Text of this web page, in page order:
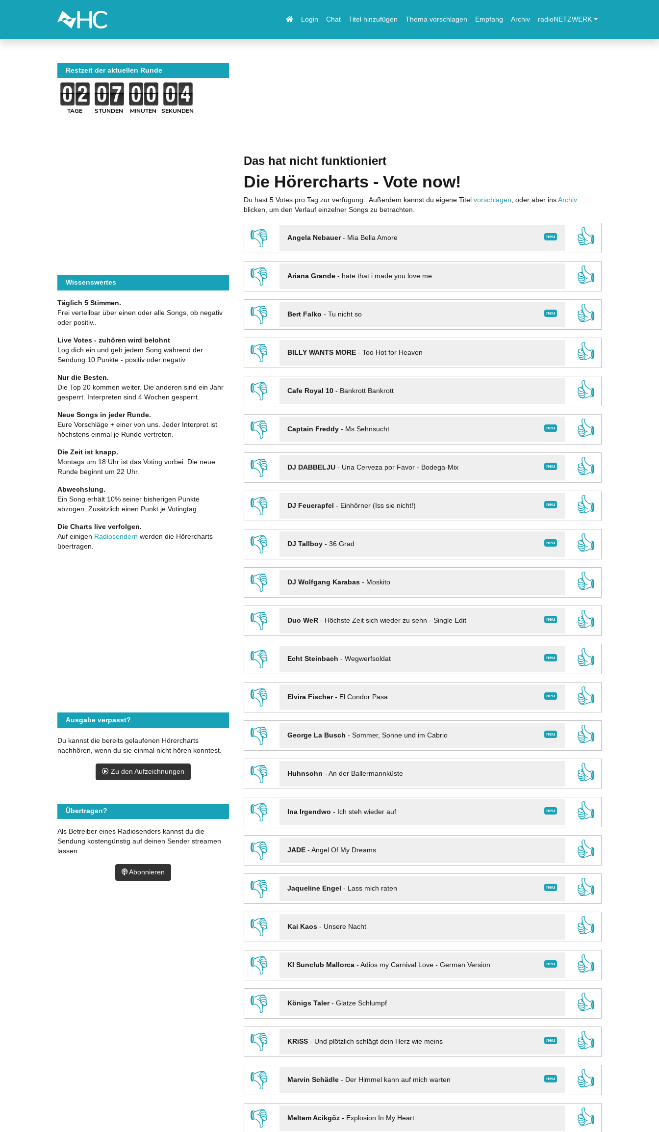
Login Chat Titel hinzufügen Thema vorschlagen Empfang Archiv radioNETZWERK
Das hat nicht funktioniert
Die Hörercharts - Vote now!
Du hast 5 Votes pro Tag zur verfügung.. Außerdem kannst du eigene Titel vorschlagen , oder aber ins Archiv
blicken, um den Verlauf einzelner Songs zu betrachten.
👎 neu
Angela Nebauer- Mia Bella Amore
👍
👎
Ariana Grande- hate that i made you love me
👍
👎
neu
Bert Falko - Tu nicht so
👍
👎
BILLY WANTS MORE- Too Hot for Heaven
👍
👎
Cafe Royal 10- Bankrott Bankrott
👍
👎
neu
Captain Freddy- Ms Sehnsucht
👍
👎
neu
DJ DABBELJU- Una Cerveza por Favor - Bodega-Mix
👍
👎
neu
DJ Feuerapfel - Einhörner (Iss sie nicht!)
👍
👎
neu
DJ Tallboy- 36 Grad
👍
👎
DJ Wolfgang Karabas- Moskito
👍
👎
neu
Duo WeR- Höchste Zeit sich wieder zu sehn - Single Edit
👍
👎
neu
Echt Steinbach - Wegwerfsoldat
👍
👎
neu
Elvira Fischer- El Condor Pasa
👍
👎
neu
George La Busch - Sommer, Sonne und im Cabrio
👍
👎
Huhnsohn - An der Ballermannküste
👍
👎
neu
Ina Irgendwo - Ich steh wieder auf
👍
👎
JADE- Angel Of My Dreams
👍
👎
neu
Jaqueline Engel - Lass mich raten
👍
👎
Kai Kaos- Unsere Nacht
👍
👎
neu
KI Sunclub Mallorca- Adios my Carnival Love - German Version
👍
👎
Königs Taler- Glatze Schlumpf
👍
👎
neu
KRiSS- Und plötzlich schlägt dein Herz wie meins
👍
👎
neu
Marvin Schädle- Der Himmel kann auf mich warten
👍
👎
Meltem Acikgöz- Explosion In My Heart
👍
Restzeit der aktuellen Runde
TAGE STUNDEN MINUTEN SEKUNDEN
Wissenswertes
Täglich 5 Stimmen.
Frei verteilbar über einen oder alle Songs, ob negativ
oder positiv..
Live Votes - zuhören wird belohnt
Log dich ein und geb jedem Song während der
Sendung 10 Punkte - positiv oder negativ
Nur die Besten.
Die Top 20 kommen weiter. Die anderen sind ein Jahr
gesperrt. Interpreten sind 4 Wochen gesperrt.
Neue Songs in jeder Runde.
Eure Vorschläge + einer von uns. Jeder Interpret ist
höchstens einmal je Runde vertreten.
Die Zeit ist knapp.
Montags um 18 Uhr ist das Voting vorbei. Die neue
Runde beginnt um 22 Uhr.
Abwechslung.
Ein Song erhält 10% seiner bisherigen Punkte
abzogen. Zusätzlich einen Punkt je Votingtag.
Die Charts live verfolgen.
Auf einigen Radiosendern werden die Hörercharts
übertragen.
Ausgabe verpasst?
Du kannst die bereits gelaufenen Hörercharts
nachhören, wenn du sie einmal nicht hören konntest.
Zu den Aufzeichnungen
Übertragen?
Als Betreiber eines Radiosenders kannst du die
Sendung kostengünstig auf deinen Sender streamen
lassen.
Abonnieren